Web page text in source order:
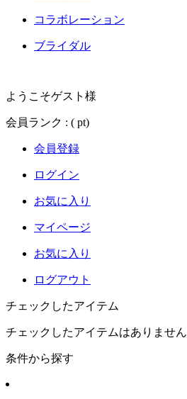
コラボレーション
ブライダル
ようこそゲスト様
会員ランク : ( pt)
会員登録
ログイン
お気に入り
マイページ
お気に入り
ログアウト
チェックしたアイテム
チェックしたアイテムはありません
条件から探す